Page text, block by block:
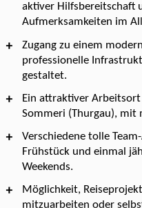
aktiver Hilfsbereitschaft
Aufmerksamkeiten im
Zugang zu einem
professionelle
gestaltet.
Ein attraktiver
Sommeri (Thurgau), mit
Verschiedene tolle
Frühstück und einmal
Weekends.
Möglichkeit,
mitzuarbeiten oder